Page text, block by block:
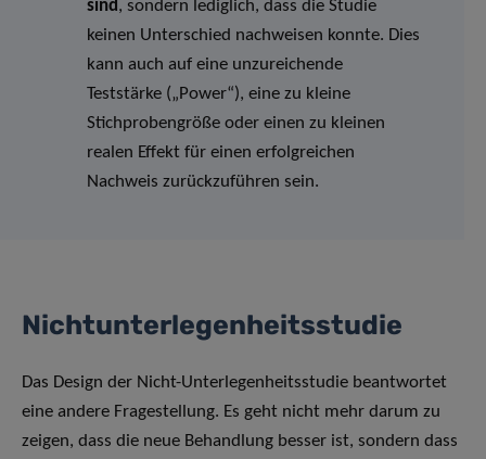
sind, sondern lediglich, dass die Studie
keinen Unterschied nachweisen konnte. Dies
kann auch auf eine unzureichende
Teststärke („Power“), eine zu kleine
Stichprobengröße oder einen zu kleinen
realen Effekt für einen erfolgreichen
Nachweis zurückzuführen sein.
Nichtunterlegenheitsstudie
Das Design der Nicht-Unterlegenheitsstudie beantwortet
eine andere Fragestellung. Es geht nicht mehr darum zu
zeigen, dass die neue Behandlung besser ist, sondern dass